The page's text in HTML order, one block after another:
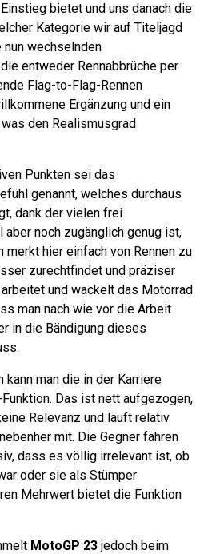
bietet und uns danach die
Kategorie wir auf Titeljagd
nun wechselnden
entweder Rennabbrüche per
Flag-to-Flag-Rennen
Ergänzung und ein
den Realismusgrad
Punkten sei das
genannt, welches durchaus
dank der vielen frei
noch zugänglich genug ist,
merkt hier einfach von Rennen zu
zurechtfindet und präziser
und wackelt das Motorrad
man nach wie vor die Arbeit
in die Bändigung dieses
kann man die in der Karriere
Das ist nett aufgezogen,
Relevanz und läuft relativ
mit. Die Gegner fahren
dass es völlig irrelevant ist, ob
oder sie als Stümper
Mehrwert bietet die Funktion
MotoGP 23 jedoch beim